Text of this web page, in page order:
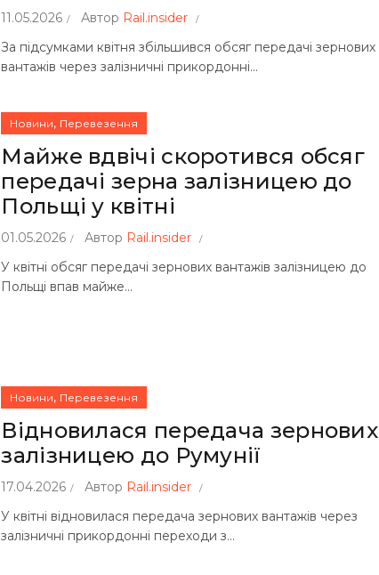
11.05.2026 Автор Rail.insider
За підсумками квітня збільшився обсяг передачі зернових
вантажів через залізничні прикордонні...
Новини, Перевезення
Майже вдвічі скоротився обсяг
передачі зерна залізницею до
Польщі у квітні
01.05.2026 Автор Rail.insider
У квітні обсяг передачі зернових вантажів залізницею до
Польщі впав майже...
Новини, Перевезення
Відновилася передача зернових
залізницею до Румунії
17.04.2026 Автор Rail.insider
У квітні відновилася передача зернових вантажів через
залізничні прикордонні переходи з...